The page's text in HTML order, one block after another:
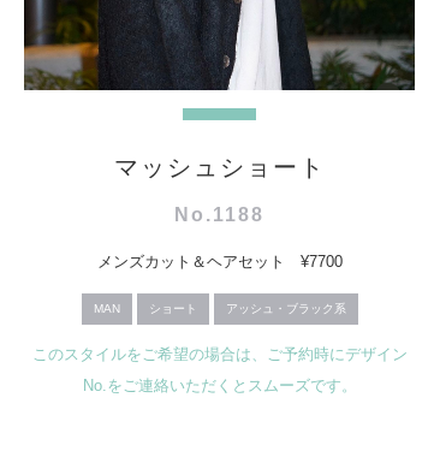
マッシュショート
No.1188
メンズカット＆ヘアセット ¥7700
MAN ショート アッシュ・ブラック系
このスタイルをご希望の場合は、ご予約時にデザイン
No.をご連絡いただくとスムーズです。